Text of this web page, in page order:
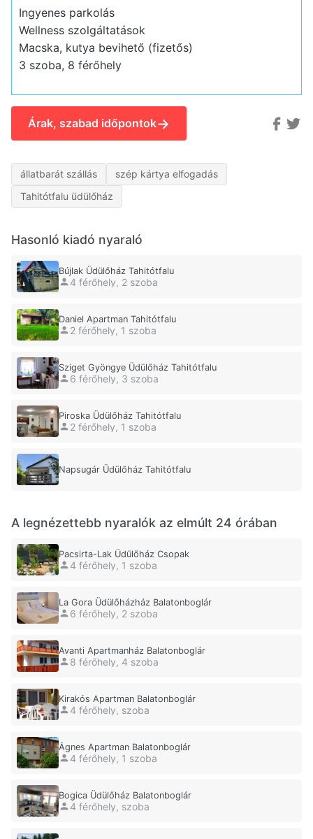
Ingyenes parkolás
Wellness szolgáltatások
Macska, kutya bevihető (fizetős)
3 szoba, 8 férőhely
Árak, szabad időpontok→
állatbarát szállás
szép kártya elfogadás
Tahitótfalu üdülőház
Hasonló kiadó nyaraló
Bújlak Üdülőház Tahitótfalu
4 férőhely, 2 szoba
Daniel Apartman Tahitótfalu
2 férőhely, 1 szoba
Sziget Gyöngye Üdülőház Tahitótfalu
6 férőhely, 3 szoba
Piroska Üdülőház Tahitótfalu
2 férőhely, 1 szoba
Napsugár Üdülőház Tahitótfalu
A legnézettebb nyaralók az elmúlt 24 órában
Pacsirta-Lak Üdülőház Csopak
4 férőhely, 1 szoba
La Gora Üdülőházház Balatonboglár
6 férőhely, 2 szoba
Avanti Apartmanház Balatonboglár
8 férőhely, 4 szoba
Kirakós Apartman Balatonboglár
4 férőhely, szoba
Ágnes Apartman Balatonboglár
4 férőhely, 1 szoba
Bogica Üdülőház Balatonboglár
4 férőhely, szoba